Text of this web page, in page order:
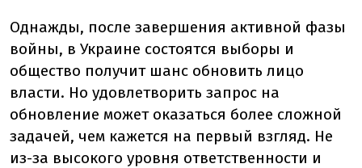
Однажды, после завершения активной фазы
войны, в Украине состоятся выборы и
общество получит шанс обновить лицо
власти. Но удовлетворить запрос на
обновление может оказаться более сложной
задачей, чем кажется на первый взгляд. Не
из-за высокого уровня ответственности и